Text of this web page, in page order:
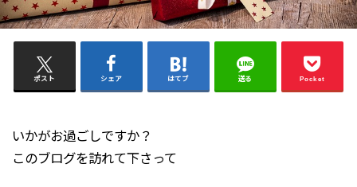
ポスト シェア はてブ 送る Pocket
いかがお過ごしですか？
このブログを訪れて下さって